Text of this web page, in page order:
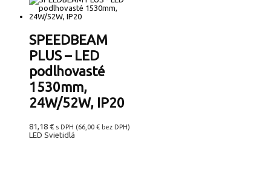
SPEEDBEAM
PLUS – LED
podlhovasté
1530mm,
24W/52W, IP20
81,18 € s DPH (66,00 € bez DPH)
LED Svietidlá